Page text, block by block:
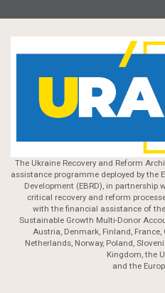
The Ukraine Recovery and Reform
assistance programme deployed by the
Development (EBRD), in partnership
critical recovery and reform
with the financial assistance of
Sustainable Growth Multi-Donor
Austria, Denmark, Finland, France,
Netherlands, Norway, Poland,
Kingdom, the
and the